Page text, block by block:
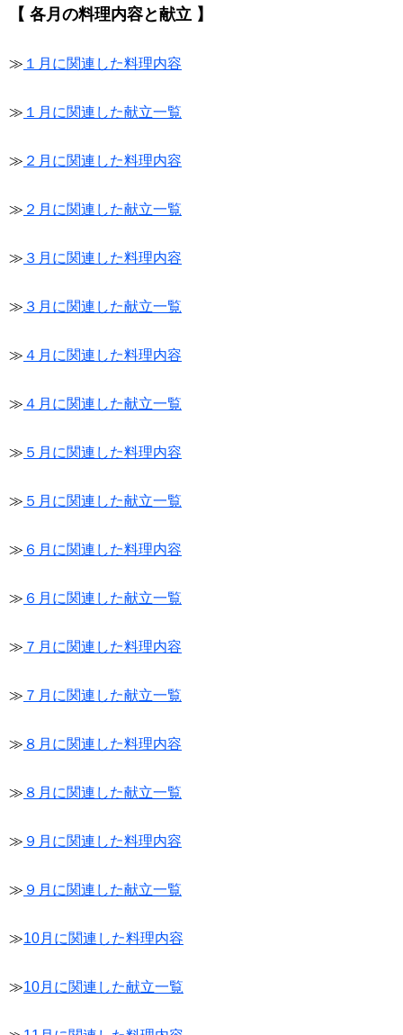
【 各月の料理内容と献立 】
≫ １月に関連した料理内容
≫ １月に関連した献立一覧
≫ ２月に関連した料理内容
≫ ２月に関連した献立一覧
≫ ３月に関連した料理内容
≫ ３月に関連した献立一覧
≫ ４月に関連した料理内容
≫ ４月に関連した献立一覧
≫ ５月に関連した料理内容
≫ ５月に関連した献立一覧
≫ ６月に関連した料理内容
≫ ６月に関連した献立一覧
≫ ７月に関連した料理内容
≫ ７月に関連した献立一覧
≫ ８月に関連した料理内容
≫ ８月に関連した献立一覧
≫ ９月に関連した料理内容
≫ ９月に関連した献立一覧
≫10月に関連した料理内容
≫10月に関連した献立一覧